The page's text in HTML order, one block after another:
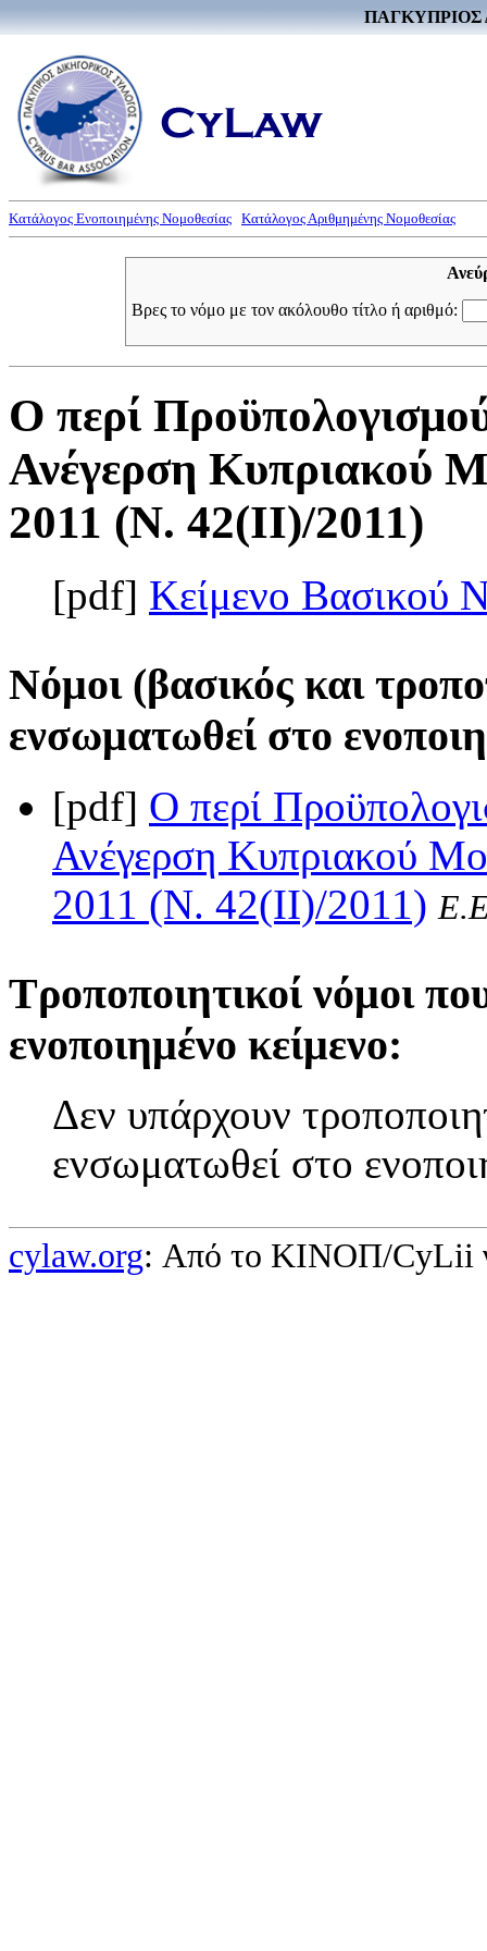
ΠΑΓΚΥΠΡΙΟΣ
Κατάλογος Ενοποιημένης Νομοθεσίας Κατάλογος Αριθμημένης Νομοθεσίας
Βρες το νόμο με τον ακόλουθο τίτλο ή αριθμό:
Ο περί
Ανέγερση Κυπριακού
2011 (Ν. 42(II)/2011)
[pdf] Κείμενο Βασικού
Νόμοι (βασικός και
ενσωματωθεί στο
[pdf] Ο περί
Ανέγερση Κυπριακού
2011 (Ν. 42(II)/2011)
Τροποποιητικοί νόμοι
ενοποιημένο κείμενο:
Δεν υπάρχουν
ενσωματωθεί στο
cylaw.org: Από το ΚΙΝOΠ/CyLii